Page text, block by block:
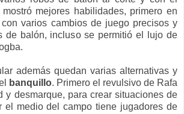
mejores habilidades, primero en
varios cambios de juego precisos y
de balón, incluso se permitió el lujo de
además quedan varias alternativas y
banquillo. Primero el revulsivo de Rafa
y desmarque, para crear situaciones de
el medio del campo tiene jugadores de